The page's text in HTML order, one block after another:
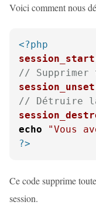
Voici comment nous
<?php
session_start
// Supprimer
session_unset
// Détruire
echo
"Vous
?>
Ce code supprime
session.